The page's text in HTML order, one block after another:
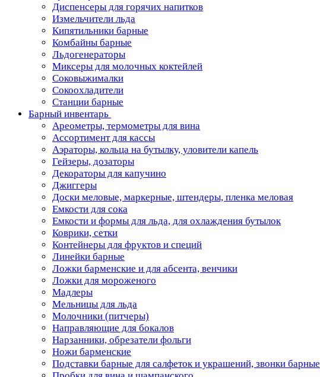
Диспенсеры для горячих напитков
Измельчители льда
Кипятильники барные
Комбайны барные
Льдогенераторы
Миксеры для молочных коктейлей
Соковыжималки
Сокоохладители
Станции барные
Барный инвентарь
Ареометры, термометры для вина
Ассортимент для кассы
Аэраторы, кольца на бутылку, уловители капель
Гейзеры, дозаторы
Декораторы для капучино
Джиггеры
Доски меловые, маркерные, штендеры, пленка меловая
Емкости для сока
Емкости и формы для льда, для охлаждения бутылок
Коврики, сетки
Контейнеры для фруктов и специй
Линейки барные
Ложки барменские и для абсента, венчики
Ложки для мороженого
Мадлеры
Мельницы для льда
Молочники (питчеры)
Направляющие для бокалов
Нарзанники, обрезатели фольги
Ножи барменские
Подставки барные для салфеток и украшений, звонки барные